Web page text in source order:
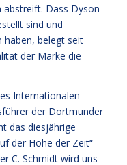
abstreift. Dass Dyson-
sind und
haben, belegt seit
der Marke die
Internationalen
der Dortmunder
das diesjährige
der Höhe der Zeit“
C. Schmidt wird uns